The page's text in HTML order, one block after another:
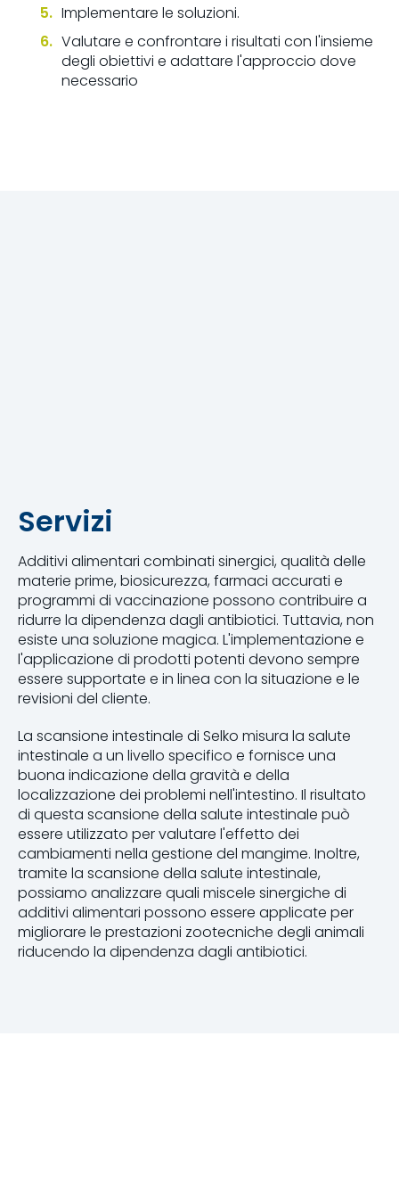
Implementare le soluzioni.
Valutare e confrontare i risultati con l'insieme
degli obiettivi e adattare l'approccio dove
necessario
Servizi
Additivi alimentari combinati sinergici, qualità delle
materie prime, biosicurezza, farmaci accurati e
programmi di vaccinazione possono contribuire a
ridurre la dipendenza dagli antibiotici. Tuttavia, non
esiste una soluzione magica. L'implementazione e
l'applicazione di prodotti potenti devono sempre
essere supportate e in linea con la situazione e le
revisioni del cliente.
La scansione intestinale di Selko misura la salute
intestinale a un livello specifico e fornisce una
buona indicazione della gravità e della
localizzazione dei problemi nell'intestino. Il risultato
di questa scansione della salute intestinale può
essere utilizzato per valutare l'effetto dei
cambiamenti nella gestione del mangime. Inoltre,
tramite la scansione della salute intestinale,
possiamo analizzare quali miscele sinergiche di
additivi alimentari possono essere applicate per
migliorare le prestazioni zootecniche degli animali
riducendo la dipendenza dagli antibiotici.